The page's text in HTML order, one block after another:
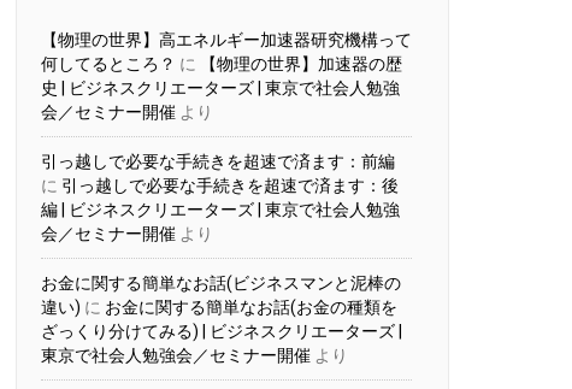
【物理の世界】高エネルギー加速器研究機構って
何してるところ？ に
【物理の世界】加速器の歴
史 | ビジネスクリエーターズ | 東京で社会人勉強
会／セミナー開催 より
引っ越しで必要な手続きを超速で済ます：前編
に 引っ越しで必要な手続きを超速で済ます：後
編 | ビジネスクリエーターズ | 東京で社会人勉強
会／セミナー開催 より
お金に関する簡単なお話(ビジネスマンと泥棒の
違い) に お金に関する簡単なお話(お金の種類を
ざっくり分けてみる) | ビジネスクリエーターズ |
東京で社会人勉強会／セミナー開催 より